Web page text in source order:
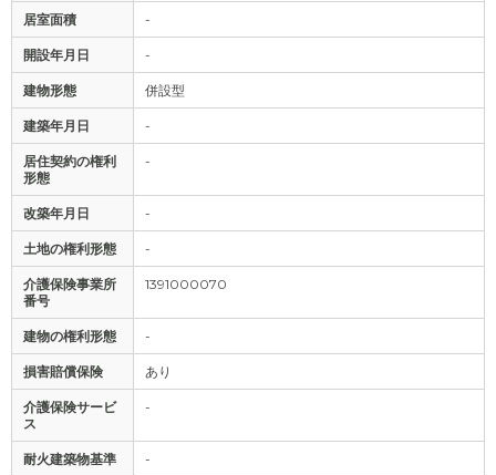
居室面積 -
開設年月日 -
建物形態 併設型
建築年月日 -
居住契約の権利
形態
-
改築年月日 -
土地の権利形態 -
介護保険事業所
番号
1391000070
建物の権利形態 -
損害賠償保険 あり
介護保険サービ
ス
-
耐火建築物基準 -